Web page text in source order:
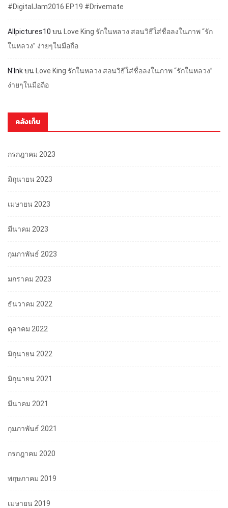
#DigitalJam2016 EP.19 #Drivemate
Allpictures10 บน
Love King รักในหลวง สอนวิธีใส่ชื่อลงในภาพ “รัก
ในหลวง” ง่ายๆในมือถือ
N'Inkบน
Love King รักในหลวง สอนวิธีใส่ชื่อลงในภาพ “รักในหลวง”
ง่ายๆในมือถือ
คลังเก็บ
กรกฎาคม 2023
มิถุนายน 2023
เมษายน 2023
มีนาคม 2023
กุมภาพันธ์ 2023
มกราคม 2023
ธันวาคม 2022
ตุลาคม 2022
มิถุนายน 2022
มิถุนายน 2021
มีนาคม 2021
กุมภาพันธ์ 2021
กรกฎาคม 2020
พฤษภาคม 2019
เมษายน 2019